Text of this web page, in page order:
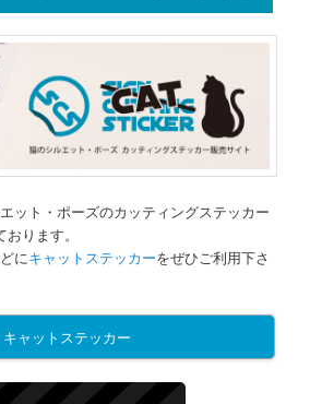
ット・ポーズのカッティングステッカー
ります。
にキャットステッカーをぜひご利用下さ
キャットステッカー